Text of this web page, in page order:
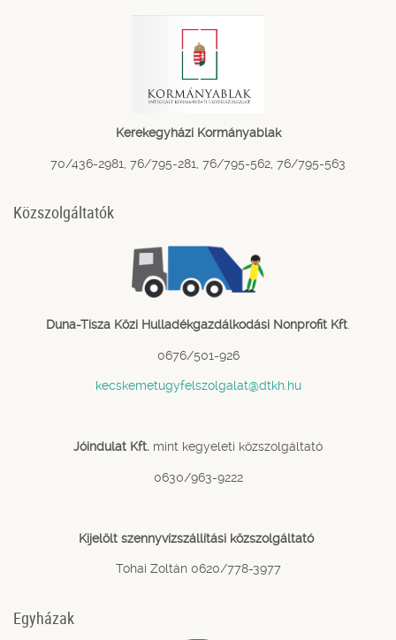
Kerekegyházi Kormányablak
70/436-2981, 76/795-281, 76/795-562, 76/795-563
Közszolgáltatók
Duna-Tisza Közi Hulladékgazdálkodási Nonprofit Kft
0676/501-926
kecskemetugyfelszolgalat@dtkh.hu
Jóindulat Kft. mint kegyeleti közszolgáltató
0630/963-9222
Kijelölt szennyvízszállítási közszolgáltató
Tohai Zoltán 0620/778-3977
Egyházak